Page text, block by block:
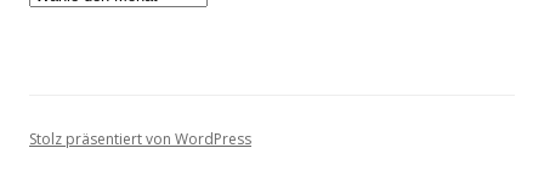
Stolz präsentiert von WordPress